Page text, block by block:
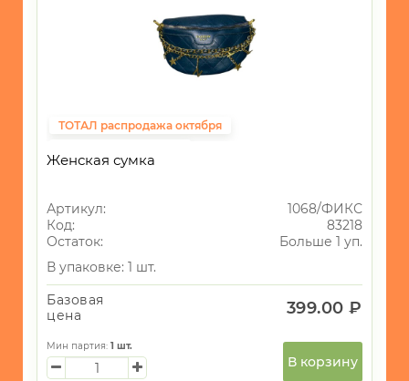
ТОТАЛ распродажа октября
Женская сумка
Артикул:
1068/ФИКС
Код:
83218
Остаток:
Больше 1 уп.
В упаковке: 1 шт.
Базовая
цена
399.00 ₽
Мин партия: 1 шт.
В корзину